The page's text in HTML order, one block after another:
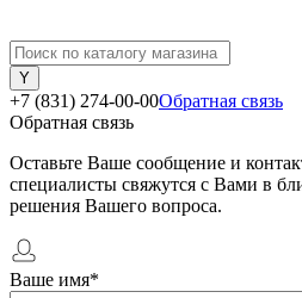
+7 (831) 274-00-00Обратная связь
Обратная связь
Оставьте Ваше сообщение и
специалисты свяжутся с Вами в
решения Вашего вопроса.
Ваше имя*